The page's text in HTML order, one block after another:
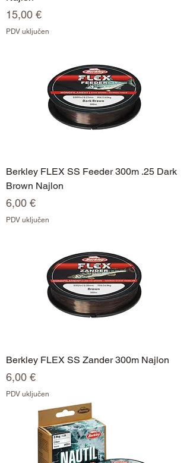
Cijena
15,00 €
PDV uključen
Berkley FLEX SS Feeder 300m .25 Dark
Brown Najlon
Cijena
6,00 €
PDV uključen
Berkley FLEX SS Zander 300m Najlon
Cijena
6,00 €
PDV uključen